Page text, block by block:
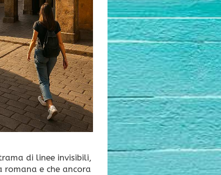
di linee invisibili,
romana e che ancora